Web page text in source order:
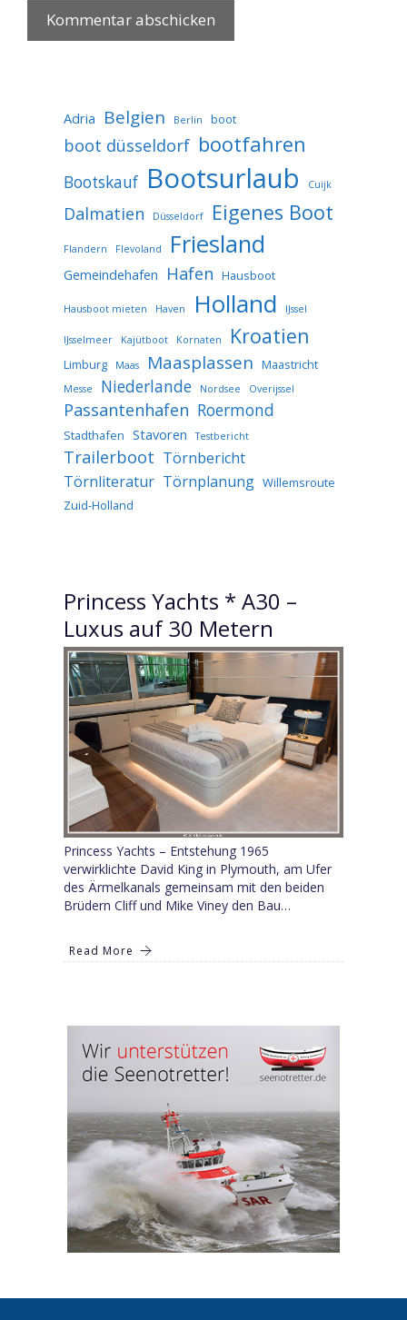
Adria Belgien Berlin boot
boot düsseldorf bootfahren
Bootskauf Bootsurlaub Cuijk
Dalmatien Düsseldorf Eigenes Boot
Flandern Flevoland Friesland
Gemeindehafen Hafen Hausboot
Hausboot mieten Haven Holland IJssel
IJsselmeer Kajütboot Kornaten Kroatien
Limburg Maas Maasplassen Maastricht
Messe Niederlande Nordsee Overijssel
Passantenhafen Roermond
Stadthafen Stavoren Testbericht
Trailerboot Törnbericht
Törnliteratur Törnplanung Willemsroute
Zuid-Holland
Princess Yachts * A30 –
Luxus auf 30 Metern
Princess Yachts – Entstehung 1965
verwirklichte David King in Plymouth, am Ufer
des Ärmelkanals gemeinsam mit den beiden
Brüdern Cliff und Mike Viney den Bau…
Read More